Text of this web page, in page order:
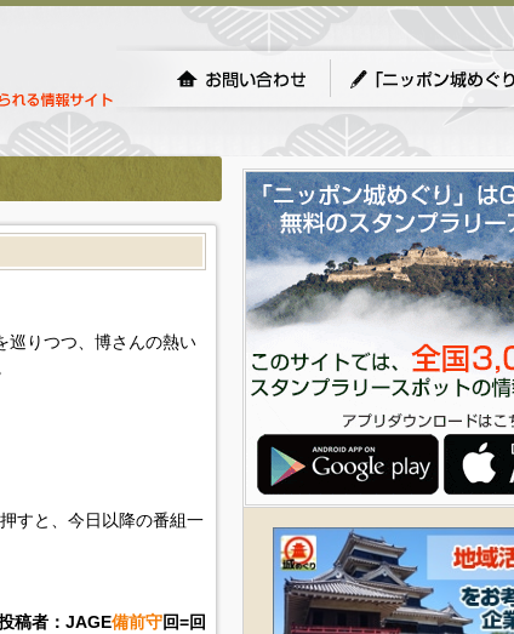
巡りつつ、博さんの熱い
すと、今日以降の番組一
稿者：JAGE備前守回=回